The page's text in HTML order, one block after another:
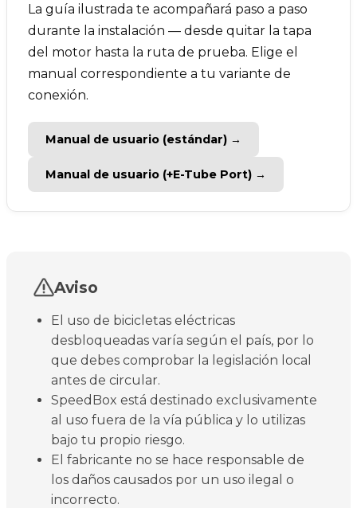
La guía ilustrada te acompañará paso a paso
durante la instalación — desde quitar la tapa
del motor hasta la ruta de prueba. Elige el
manual correspondiente a tu variante de
conexión.
Manual de usuario (estándar) →
Manual de usuario (+E-Tube Port) →
Aviso
El uso de bicicletas eléctricas
desbloqueadas varía según el país, por lo
que debes comprobar la legislación local
antes de circular.
SpeedBox está destinado exclusivamente
al uso fuera de la vía pública y lo utilizas
bajo tu propio riesgo.
El fabricante no se hace responsable de
los daños causados por un uso ilegal o
incorrecto.